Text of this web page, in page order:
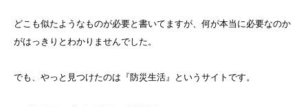
どこも似たようなものが必要と書いてますが、何が本当に必要なのか
がはっきりとわかりませんでした。
でも、やっと見つけたのは『防災生活』というサイトです。